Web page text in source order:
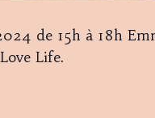
de 15h à 18h
Life.